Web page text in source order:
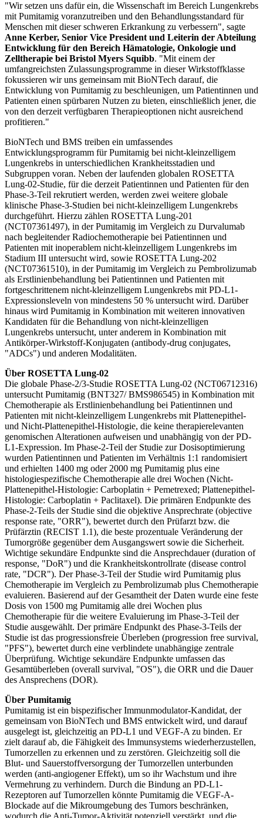
"Wir setzen uns dafür ein, die Wissenschaft im Bereich Lungenkrebs
mit Pumitamig voranzutreiben und den Behandlungsstandard für
Menschen mit dieser schweren Erkrankung zu verbessern", sagte
Anne Kerber, Senior Vice President und Leiterin der Abteilung
Entwicklung für den Bereich Hämatologie, Onkologie und
Zelltherapie bei Bristol Myers Squibb. "Mit einem der
umfangreichsten Zulassungsprogramme in dieser Wirkstoffklasse
fokussieren wir uns gemeinsam mit BioNTech darauf, die
Entwicklung von Pumitamig zu beschleunigen, um Patientinnen und
Patienten einen spürbaren Nutzen zu bieten, einschließlich jener, die
von den derzeit verfügbaren Therapieoptionen nicht ausreichend
profitieren."
BioNTech und BMS treiben ein umfassendes
Entwicklungsprogramm für Pumitamig bei nicht-kleinzelligem
Lungenkrebs in unterschiedlichen Krankheitsstadien und
Subgruppen voran. Neben der laufenden globalen ROSETTA
Lung-02-Studie, für die derzeit Patientinnen und Patienten für den
Phase-3-Teil rekrutiert werden, werden zwei weitere globale
klinische Phase-3-Studien bei nicht-kleinzelligem Lungenkrebs
durchgeführt. Hierzu zählen ROSETTA Lung-201
(NCT07361497), in der Pumitamig im Vergleich zu Durvalumab
nach begleitender Radiochemotherapie bei Patientinnen und
Patienten mit inoperablem nicht-kleinzelligem Lungenkrebs im
Stadium III untersucht wird, sowie ROSETTA Lung-202
(NCT07361510), in der Pumitamig im Vergleich zu Pembrolizumab
als Erstlinienbehandlung bei Patientinnen und Patienten mit
fortgeschrittenem nicht-kleinzelligem Lungenkrebs mit PD-L1-
Expressionsleveln von mindestens 50 % untersucht wird. Darüber
hinaus wird Pumitamig in Kombination mit weiteren innovativen
Kandidaten für die Behandlung von nicht-kleinzelligen
Lungenkrebs untersucht, unter anderem in Kombination mit
Antikörper-Wirkstoff-Konjugaten (antibody-drug conjugates,
"ADCs") und anderen Modalitäten.
Über ROSETTA Lung-02
Die globale Phase-2/3-Studie ROSETTA Lung-02 (NCT06712316)
untersucht Pumitamig (BNT327/ BMS986545) in Kombination mit
Chemotherapie als Erstlinienbehandlung bei Patientinnen und
Patienten mit nicht-kleinzelligem Lungenkrebs mit Plattenepithel-
und Nicht-Plattenepithel-Histologie, die keine therapierelevanten
genomischen Alterationen aufweisen und unabhängig von der PD-
L1-Expression. Im Phase-2-Teil der Studie zur Dosisoptimierung
wurden Patientinnen und Patienten im Verhältnis 1:1 randomisiert
und erhielten 1400 mg oder 2000 mg Pumitamig plus eine
histologiespezifische Chemotherapie alle drei Wochen (Nicht-
Plattenepithel-Histologie: Carboplatin + Pemetrexed; Plattenepithel-
Histologie: Carboplatin + Paclitaxel). Die primären Endpunkte des
Phase-2-Teils der Studie sind die objektive Ansprechrate (objective
response rate, "ORR"), bewertet durch den Prüfarzt bzw. die
Prüfärztin (RECIST 1.1), die beste prozentuale Veränderung der
Tumorgröße gegenüber dem Ausgangswert sowie die Sicherheit.
Wichtige sekundäre Endpunkte sind die Ansprechdauer (duration of
response, "DoR") und die Krankheitskontrollrate (disease control
rate, "DCR"). Der Phase-3-Teil der Studie wird Pumitamig plus
Chemotherapie im Vergleich zu Pembrolizumab plus Chemotherapie
evaluieren. Basierend auf der Gesamtheit der Daten wurde eine feste
Dosis von 1500 mg Pumitamig alle drei Wochen plus
Chemotherapie für die weitere Evaluierung im Phase-3-Teil der
Studie ausgewählt. Der primäre Endpunkt des Phase-3-Teils der
Studie ist das progressionsfreie Überleben (progression free survival,
"PFS"), bewertet durch eine verblindete unabhängige zentrale
Überprüfung. Wichtige sekundäre Endpunkte umfassen das
Gesamtüberleben (overall survival, "OS"), die ORR und die Dauer
des Ansprechens (DOR).
Über Pumitamig
Pumitamig ist ein bispezifischer Immunmodulator-Kandidat, der
gemeinsam von BioNTech und BMS entwickelt wird, und darauf
ausgelegt ist, gleichzeitig an PD-L1 und VEGF-A zu binden. Er
zielt darauf ab, die Fähigkeit des Immunsystems wiederherzustellen,
Tumorzellen zu erkennen und zu zerstören. Gleichzeitig soll die
Blut- und Sauerstoffversorgung der Tumorzellen unterbunden
werden (anti-angiogener Effekt), um so ihr Wachstum und ihre
Vermehrung zu verhindern. Durch die Bindung an PD-L1-
Rezeptoren auf Tumorzellen könnte Pumitamig die VEGF-A-
Blockade auf die Mikroumgebung des Tumors beschränken,
wodurch die Anti-Tumor-Aktivität potenziell verstärkt, und die